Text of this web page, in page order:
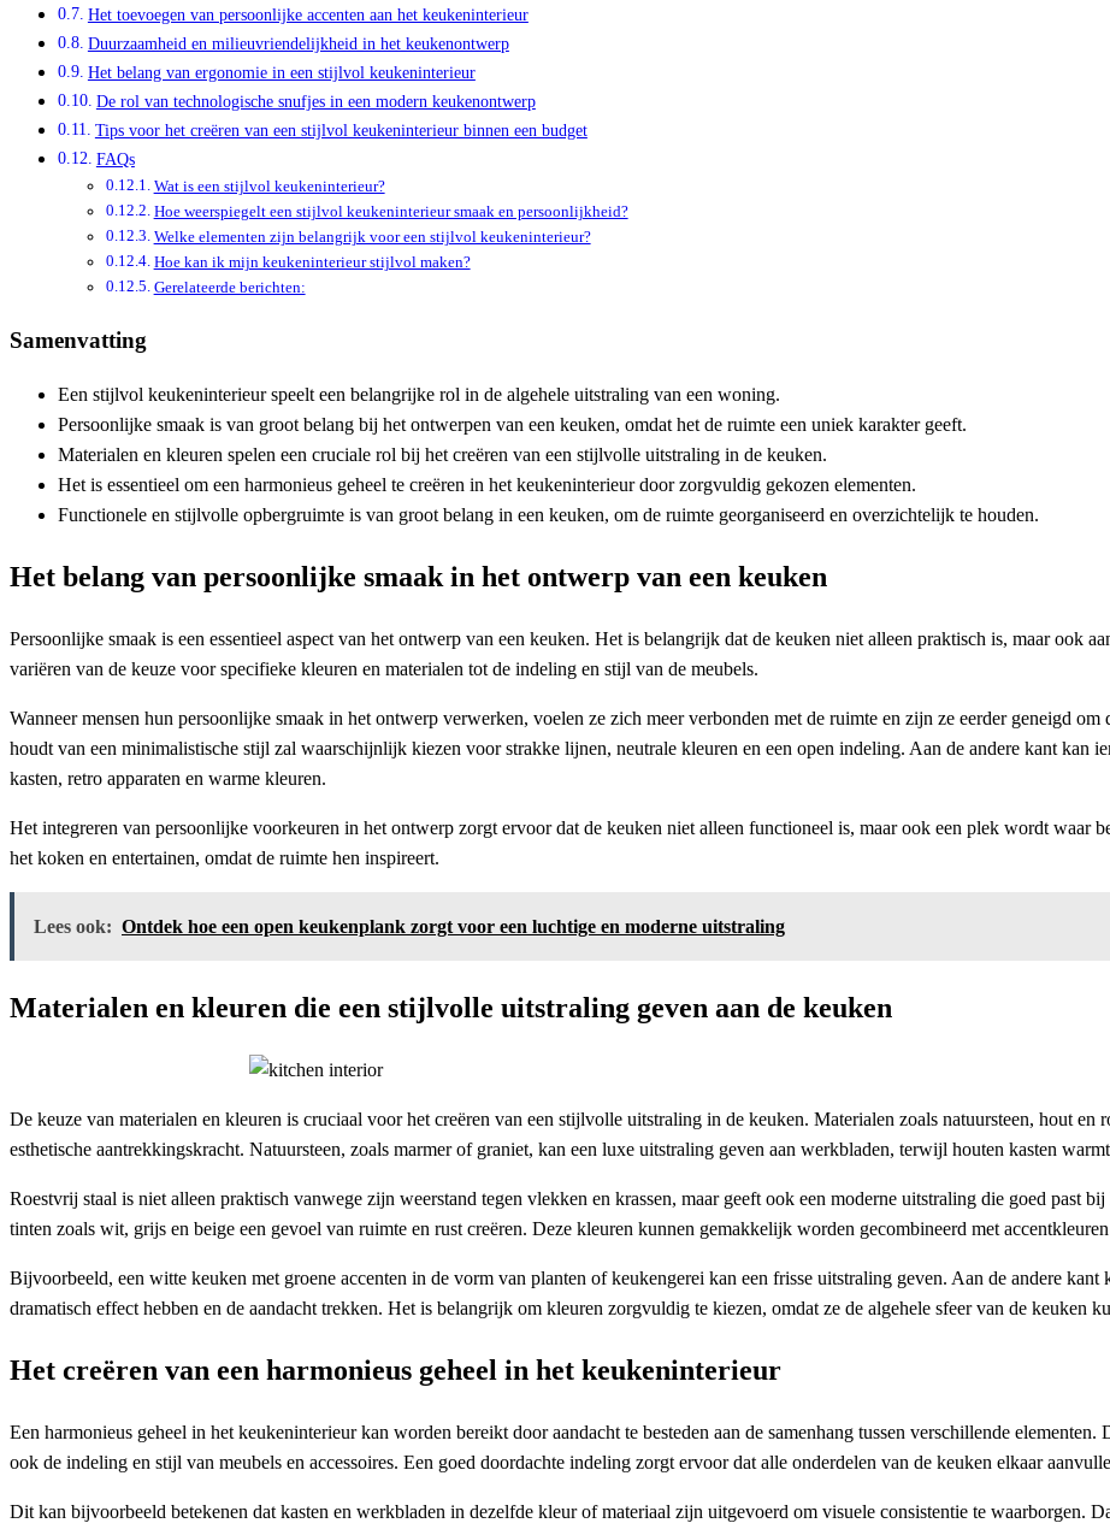
Het toevoegen van persoonlijke accenten aan het keukeninterieur
Duurzaamheid en milieuvriendelijkheid in het keukenontwerp
Het belang van ergonomie in een stijlvol keukeninterieur
De rol van technologische snufjes in een modern keukenontwerp
Tips voor het creëren van een stijlvol keukeninterieur binnen een budget
FAQs
Wat is een stijlvol keukeninterieur?
Hoe weerspiegelt een stijlvol keukeninterieur smaak en persoonlijkheid?
Welke elementen zijn belangrijk voor een stijlvol keukeninterieur?
Hoe kan ik mijn keukeninterieur stijlvol maken?
Gerelateerde berichten:
Samenvatting
Een stijlvol keukeninterieur speelt een belangrijke rol in de algehele uitstraling van een woning.
Persoonlijke smaak is van groot belang bij het ontwerpen van een keuken, omdat het de ruimte een uniek karakter geeft.
Materialen en kleuren spelen een cruciale rol bij het creëren van een stijlvolle uitstraling in de keuken.
Het is essentieel om een harmonieus geheel te creëren in het keukeninterieur door zorgvuldig gekozen elementen.
Functionele en stijlvolle opbergruimte is van groot belang in een keuken, om de ruimte georganiseerd en overzichtelijk te houden.
Het belang van persoonlijke smaak in het ontwerp van een keuken
Persoonlijke smaak is een essentieel aspect van het ontwerp van een keuken. Het is belangrijk dat de keuken niet alleen praktisch is, maar ook
variëren van de keuze voor specifieke kleuren en materialen tot de indeling en stijl van de meubels.
Wanneer mensen hun persoonlijke smaak in het ontwerp verwerken, voelen ze zich meer verbonden met de ruimte en zijn ze eerder geneigd
houdt van een minimalistische stijl zal waarschijnlijk kiezen voor strakke lijnen, neutrale kleuren en een open indeling. Aan de andere kant kan
kasten, retro apparaten en warme kleuren.
Het integreren van persoonlijke voorkeuren in het ontwerp zorgt ervoor dat de keuken niet alleen functioneel is, maar ook een plek wordt waar
het koken en entertainen, omdat de ruimte hen inspireert.
Lees ook: Ontdek hoe een open keukenplank zorgt voor een luchtige en moderne uitstraling
Materialen en kleuren die een stijlvolle uitstraling geven aan de keuken
De keuze van materialen en kleuren is cruciaal voor het creëren van een stijlvolle uitstraling in de keuken. Materialen zoals natuursteen, hout
esthetische aantrekkingskracht. Natuursteen, zoals marmer of graniet, kan een luxe uitstraling geven aan werkbladen, terwijl houten kasten
Roestvrij staal is niet alleen praktisch vanwege zijn weerstand tegen vlekken en krassen, maar geeft ook een moderne uitstraling die goed past
tinten zoals wit, grijs en beige een gevoel van ruimte en rust creëren. Deze kleuren kunnen gemakkelijk worden gecombineerd met
Bijvoorbeeld, een witte keuken met groene accenten in de vorm van planten of keukengerei kan een frisse uitstraling geven. Aan de andere
dramatisch effect hebben en de aandacht trekken. Het is belangrijk om kleuren zorgvuldig te kiezen, omdat ze de algehele sfeer van de keuken
Het creëren van een harmonieus geheel in het keukeninterieur
Een harmonieus geheel in het keukeninterieur kan worden bereikt door aandacht te besteden aan de samenhang tussen verschillende
ook de indeling en stijl van meubels en accessoires. Een goed doordachte indeling zorgt ervoor dat alle onderdelen van de keuken elkaar
Dit kan bijvoorbeeld betekenen dat kasten en werkbladen in dezelfde kleur of materiaal zijn uitgevoerd om visuele consistentie te waarborgen.